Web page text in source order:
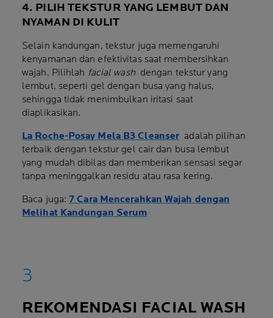
4. PILIH TEKSTUR YANG LEMBUT DAN
NYAMAN DI KULIT
Selain kandungan, tekstur juga memengaruhi
kenyamanan dan efektivitas saat membersihkan
wajah. Pilihlah facial wash dengan tekstur yang
lembut, seperti gel dengan busa yang halus,
sehingga tidak menimbulkan iritasi saat
diaplikasikan.
La Roche-Posay Mela B3 Cleanser adalah pilihan
terbaik dengan tekstur gel cair dan busa lembut
yang mudah dibilas dan memberikan sensasi segar
tanpa meninggalkan residu atau rasa kering.
Baca juga:7 Cara Mencerahkan Wajah dengan
Melihat Kandungan Serum
REKOMENDASI FACIAL WASH